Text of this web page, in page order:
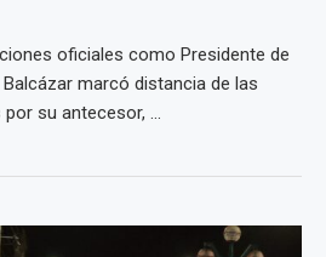
oficiales como Presidente de
marcó distancia de las
su antecesor, ...